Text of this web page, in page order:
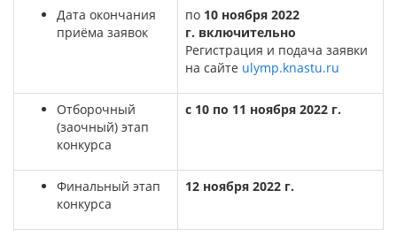
Дата окончания
приёма заявок
по 10 ноября 2022
г. включительно
Регистрация и подача заявки
на сайте ulymp.knastu.ru
Отборочный
(заочный) этап
конкурса
с 10 по 11 ноября 2022 г.
Финальный этап
конкурса
12 ноября 2022 г.